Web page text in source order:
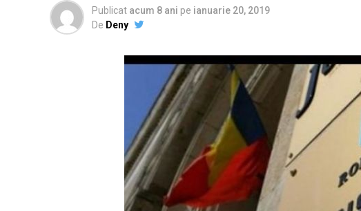
Publicat acum 8 ani pe ianuarie 20, 2019
De Deny